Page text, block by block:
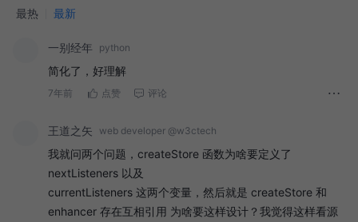
最热 最新
一别经年 python
简化了，好理解
7年前 点赞 评论
王道之矢 web developer @w3ctech
我就问两个问题，createStore 函数为啥要定义了
nextListeners 以及
currentListeners 这两个变量，然后就是 createStore 和
enhancer 存在互相引用 为啥要这样设计？我觉得这样看源